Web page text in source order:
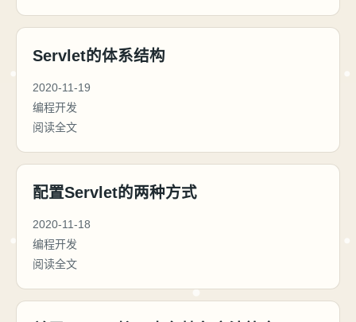
Servlet的体系结构
2020-11-19
编程开发
阅读全文
配置Servlet的两种方式
2020-11-18
编程开发
阅读全文